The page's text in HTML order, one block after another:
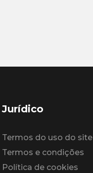
Jurídico
Termos do uso do site
Termos e condições
Política de cookies